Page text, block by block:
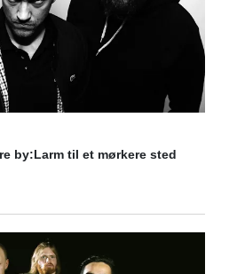
by:Larm til et mørkere sted